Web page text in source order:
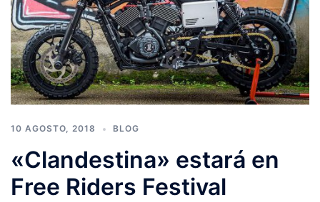
10 AGOSTO, 2018 BLOG
«Clandestina» estará en
Free Riders Festival